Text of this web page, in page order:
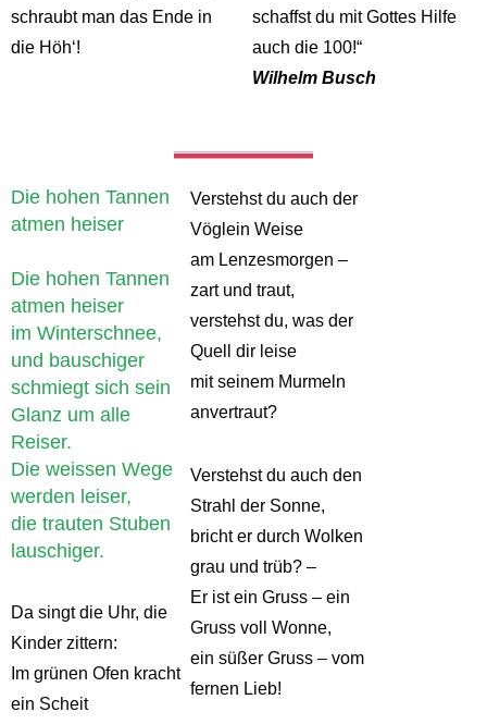
schraubt man das Ende in
die Höh‘!
schaffst du mit Gottes Hilfe
auch die 100!“
Wilhelm Busch
Die hohen Tannen
atmen heiser
Die hohen Tannen
atmen heiser
im Winterschnee,
und bauschiger
schmiegt sich sein
Glanz um alle
Reiser.
Die weissen Wege
werden leiser,
die trauten Stuben
lauschiger.
Da singt die Uhr, die
Kinder zittern:
Im grünen Ofen kracht
ein Scheit
Verstehst du auch der
Vöglein Weise
am Lenzesmorgen –
zart und traut,
verstehst du, was der
Quell dir leise
mit seinem Murmeln
anvertraut?
Verstehst du auch den
Strahl der Sonne,
bricht er durch Wolken
grau und trüb? –
Er ist ein Gruss – ein
Gruss voll Wonne,
ein süßer Gruss – vom
fernen Lieb!